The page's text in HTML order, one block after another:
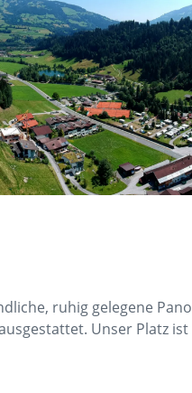
ruhig gelegene
Unser Platz